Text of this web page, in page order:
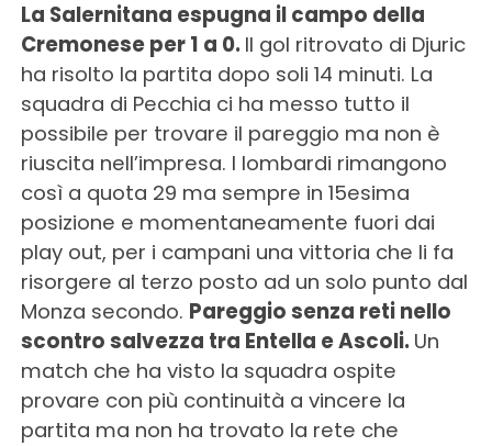
La Salernitana espugna il campo della
Cremonese per 1 a 0. Il gol ritrovato di Djuric
ha risolto la partita dopo soli 14 minuti. La
squadra di Pecchia ci ha messo tutto il
possibile per trovare il pareggio ma non è
riuscita nell’impresa. I lombardi rimangono
così a quota 29 ma sempre in 15esima
posizione e momentaneamente fuori dai
play out, per i campani una vittoria che li fa
risorgere al terzo posto ad un solo punto dal
Monza secondo. Pareggio senza reti nello
scontro salvezza tra Entella e Ascoli. Un
match che ha visto la squadra ospite
provare con più continuità a vincere la
partita ma non ha trovato la rete che